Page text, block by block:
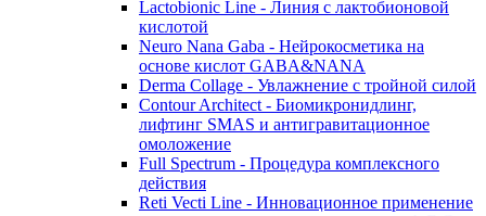
Lactobionic Line - Линия с лактобионовой
кислотой
Neuro Nana Gaba - Нейрокосметика на
основе кислот GABA&NANA
Derma Collage - Увлажнение с тройной силой
Contour Architect - Биомикронидлинг,
лифтинг SMAS и антигравитационное
омоложение
Full Spectrum - Процедура комплексного
действия
Reti Vecti Line - Инновационное применение